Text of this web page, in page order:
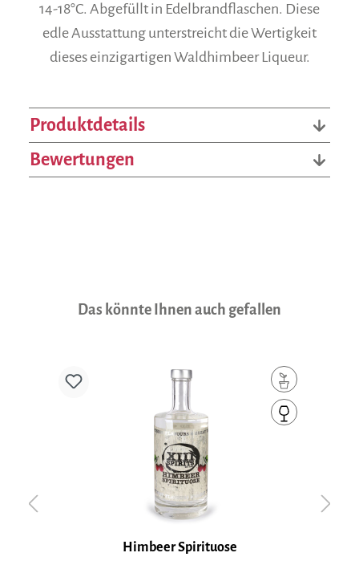
14-18°C. Abgefüllt in Edelbrandflaschen. Diese
edle Ausstattung unterstreicht die Wertigkeit
dieses einzigartigen Waldhimbeer Liqueur.
Produktdetails
Bewertungen
Produktgalerie überspringen
Das könnte Ihnen auch gefallen
Himbeer Spirituose